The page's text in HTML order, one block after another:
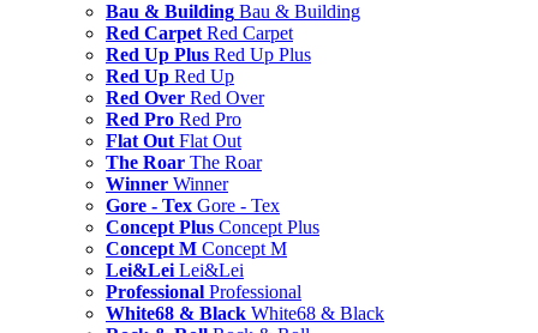
Bau & Building Bau & Building
Red Carpet Red Carpet
Red Up Plus Red Up Plus
Red Up Red Up
Red Over Red Over
Red Pro Red Pro
Flat Out Flat Out
The Roar The Roar
Winner Winner
Gore - Tex Gore - Tex
Concept Plus Concept Plus
Concept M Concept M
Lei&Lei Lei&Lei
Professional Professional
White68 & Black White68 & Black